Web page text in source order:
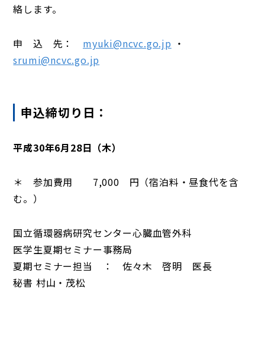
絡します。
申 込 先： myuki@ncvc.go.jp ・
srumi@ncvc.go.jp
申込締切り日：
平成30年6月28日（木）
＊ 参加費用 7,000 円（宿泊料・昼食代を含
む。）
国立循環器病研究センター心臓血管外科
医学生夏期セミナー事務局
夏期セミナー担当 ： 佐々木 啓明 医長
秘書 村山・茂松